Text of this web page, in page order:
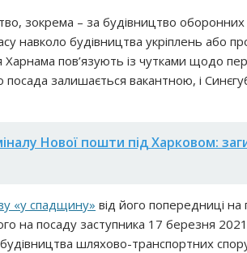
зокрема – за будівництво
навколо будівництва укріплень або
Харнама пов’язують із чутками щодо
залишається вакантною, і
Нової пошти під Харковом:
«у спадщину» від його попередниці на
на посаду заступника 17 березня
шляхово-транспортних